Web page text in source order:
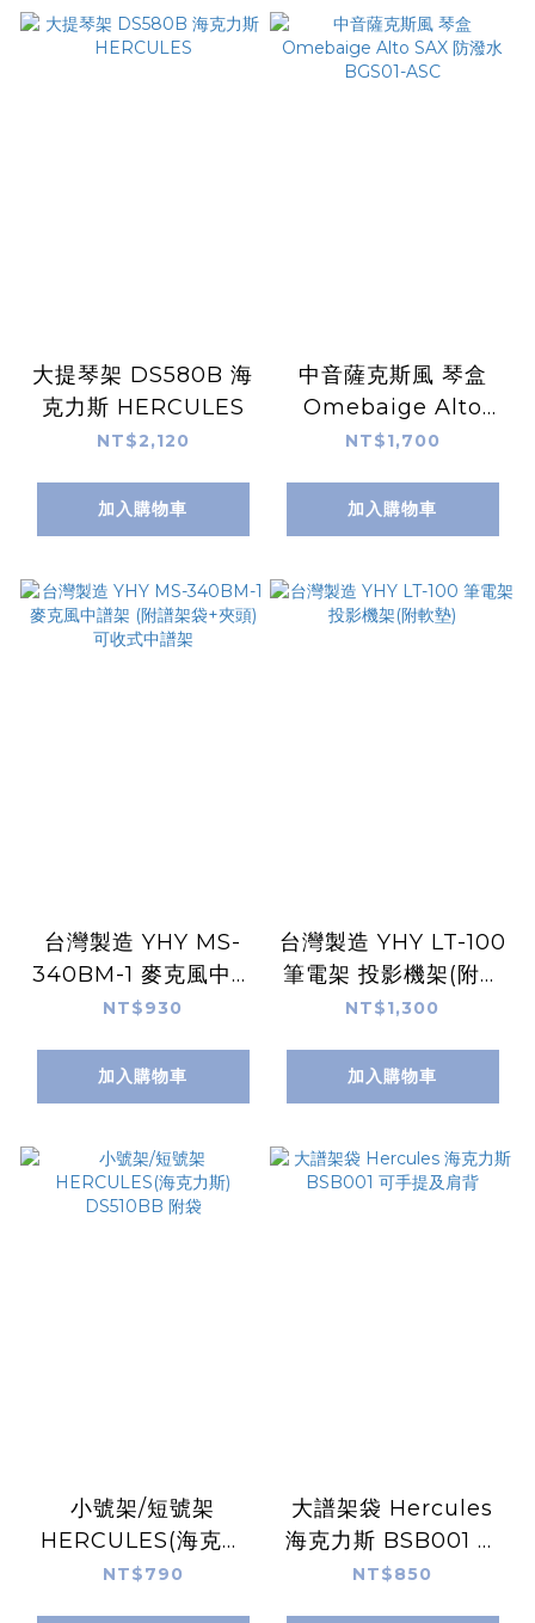
大提琴架 DS580B 海
克力斯 HERCULES
NT$2,120
加入購物車
中音薩克斯風 琴盒
Omebaige Alto
SAX 防潑水 BGS01-
NT$1,700
加入購物車
台灣製造 YHY MS-
340BM-1 麥克風中譜
架 (附譜架袋+夾頭) 可
NT$930
加入購物車
台灣製造 YHY LT-100
筆電架 投影機架(附軟
墊)
NT$1,300
加入購物車
小號架/短號架
HERCULES(海克力
斯) DS510BB 附袋
NT$790
大譜架袋 Hercules
海克力斯 BSB001 可
手提及肩背
NT$850